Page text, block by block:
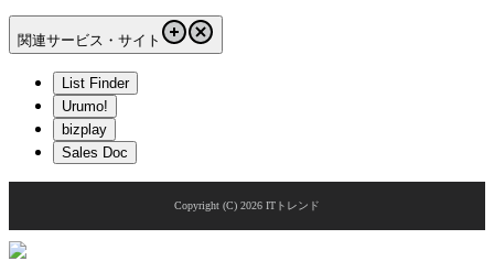
関連サービス・サイト
List Finder
Urumo!
bizplay
Sales Doc
Copyright (C) 2026 ITトレンド